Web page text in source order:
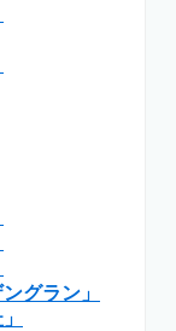
グラン」